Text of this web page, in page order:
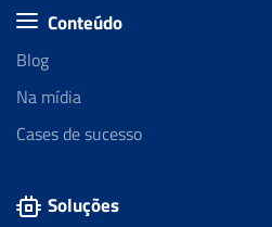
Conteúdo
Blog
Na mídia
Cases de sucesso
Soluções